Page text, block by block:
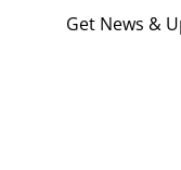
Get News &